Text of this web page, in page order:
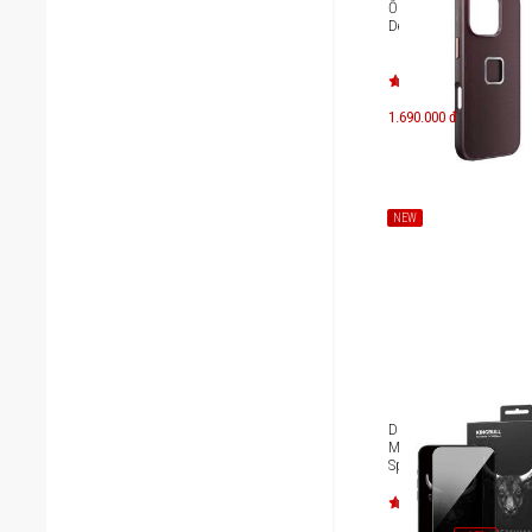
Ốp lưng iPhone 16 Pro
Design Fabric
1.690.000 đ
NEW
Dán cường lực iPhone
Max Mipow Kingbull
Spy Premium Silk